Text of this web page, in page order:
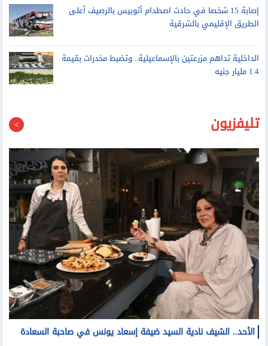
إصابة 15 شخصا في حادث اصطدام أتوبيس بالرصيف أعلى
الطريق الإقليمي بالشرقية
الداخلية تداهم مزرعتين بالإسماعيلية.. وتضبط مخدرات بقيمة
1.4 مليار جنيه
تليفزيون
الأحد.. الشيف نادية السيد ضيفة إسعاد يونس في صاحبة السعادة